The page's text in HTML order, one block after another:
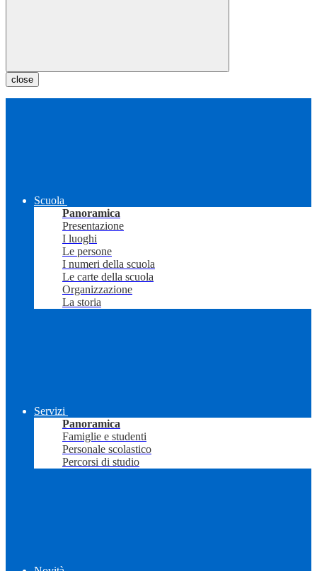
close
Scuola
Panoramica
Presentazione
I luoghi
Le persone
I numeri della scuola
Le carte della scuola
Organizzazione
La storia
Servizi
Panoramica
Famiglie e studenti
Personale scolastico
Percorsi di studio